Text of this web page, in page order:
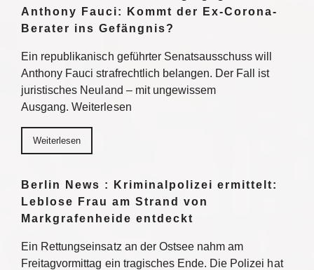
Anthony Fauci: Kommt der Ex-Corona-
Berater ins Gefängnis?
Ein republikanisch geführter Senatsausschuss will
Anthony Fauci strafrechtlich belangen. Der Fall ist
juristisches Neuland – mit ungewissem
Ausgang. Weiterlesen
Weiterlesen
Berlin News : Kriminalpolizei ermittelt:
Leblose Frau am Strand von
Markgrafenheide entdeckt
Ein Rettungseinsatz an der Ostsee nahm am
Freitagvormittag ein tragisches Ende. Die Polizei hat